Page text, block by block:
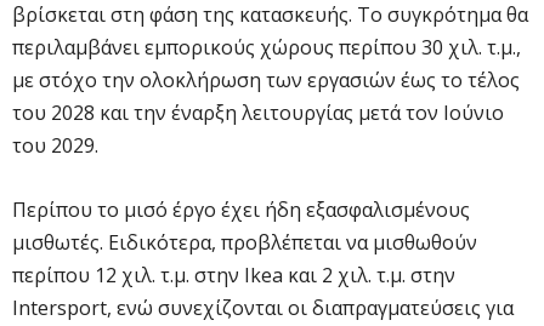
βρίσκεται στη φάση της κατασκευής. Το συγκρότημα θα
περιλαμβάνει εμπορικούς χώρους περίπου 30 χιλ. τ.μ.,
με στόχο την ολοκλήρωση των εργασιών έως το τέλος
του 2028 και την έναρξη λειτουργίας μετά τον Ιούνιο
του 2029.
Περίπου το μισό έργο έχει ήδη εξασφαλισμένους
μισθωτές. Ειδικότερα, προβλέπεται να μισθωθούν
περίπου 12 χιλ. τ.μ. στην Ikea και 2 χιλ. τ.μ. στην
Intersport, ενώ συνεχίζονται οι διαπραγματεύσεις για